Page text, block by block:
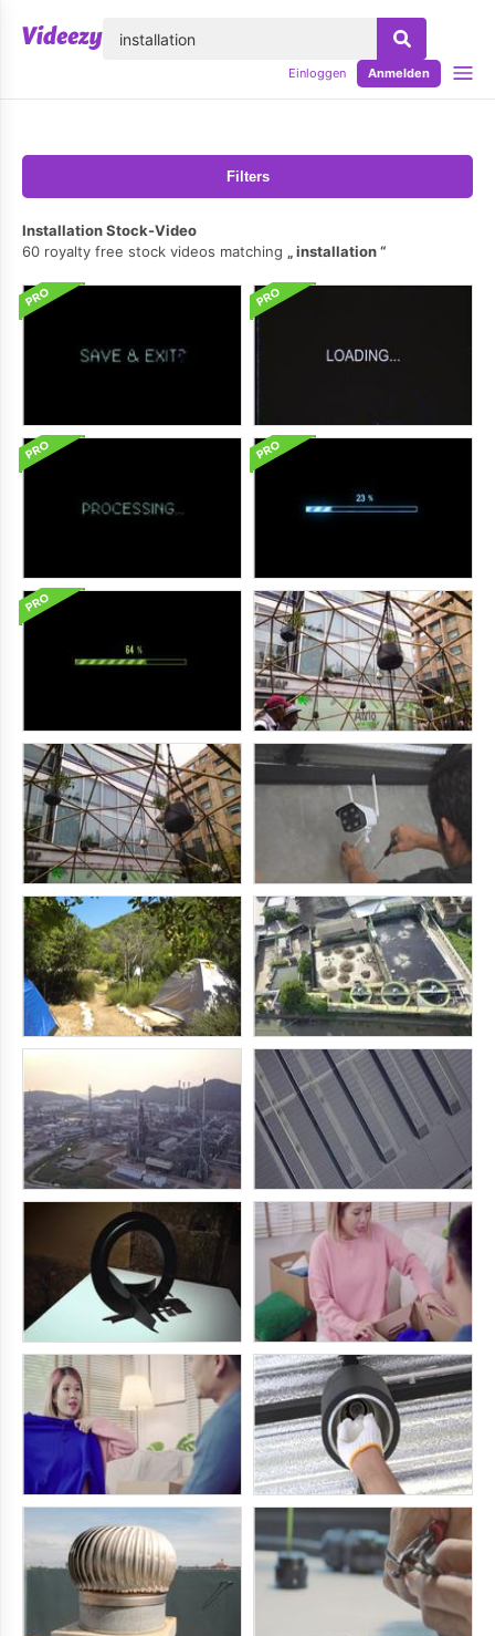
Einloggen Anmelden
Filters
Installation Stock-Video
60 royalty free stock videos matching
installation